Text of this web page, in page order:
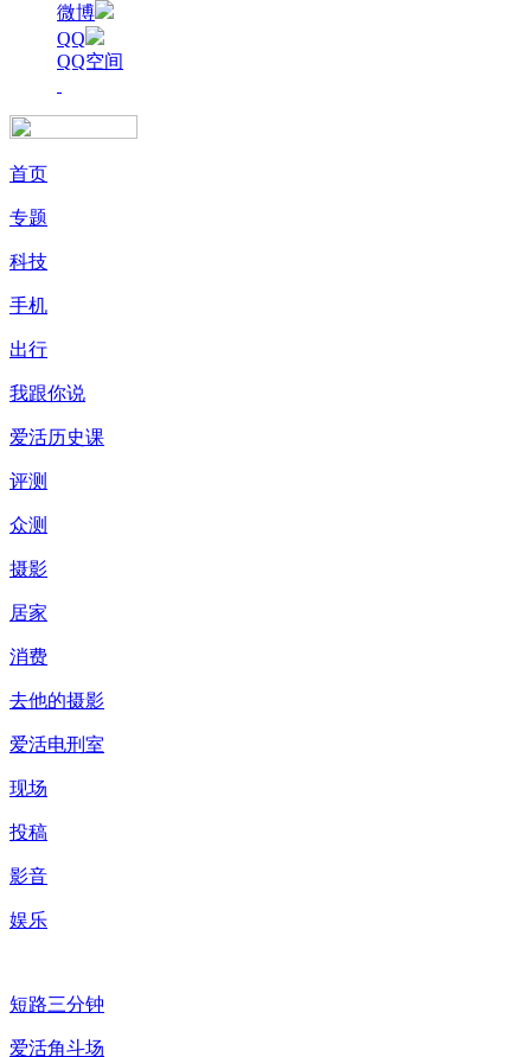
微博
QQ
QQ空间
首页
专题
科技
手机
出行
我跟你说
爱活历史课
评测
众测
摄影
居家
消费
去他的摄影
爱活电刑室
现场
投稿
影音
娱乐
短路三分钟
爱活角斗场